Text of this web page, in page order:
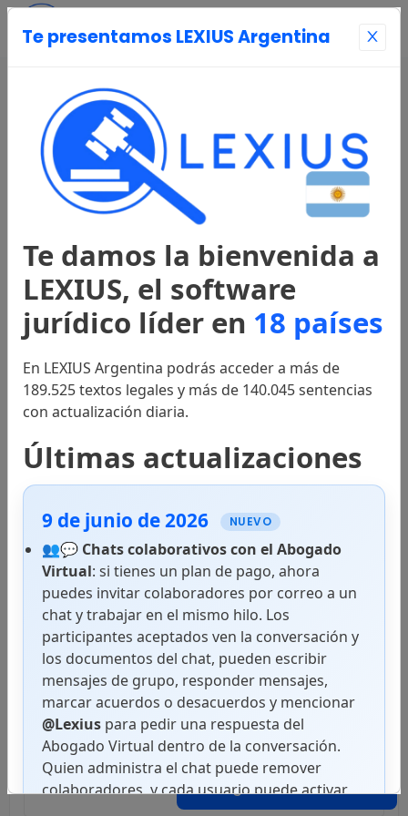
Abogado Virtual
Te presentamos LEXIUS Argentina
Te damos la bienvenida a
LEXIUS, el software
jurídico líder en 18 países
En LEXIUS Argentina podrás acceder a más de
189.525 textos legales y más de 140.045 sentencias
con actualización diaria.
Últimas actualizaciones
9 de junio de 2026 NUEVO
👥💬 Chats colaborativos con el Abogado
Virtual: si tienes un plan de pago, ahora
puedes invitar colaboradores por correo a un
chat y trabajar en el mismo hilo. Los
participantes aceptados ven la conversación y
los documentos del chat, pueden escribir
mensajes de grupo, responder mensajes,
marcar acuerdos o desacuerdos y mencionar
@Lexius para pedir una respuesta del
Abogado Virtual dentro de la conversación.
Quien administra el chat puede remover
colaboradores, y cada usuario puede activar
notificaciones push en superficies
Página Principal
Entrar
Registrarse
Legislación
Constitución
Leyes
Decretos
Resoluciones
Disposiciones